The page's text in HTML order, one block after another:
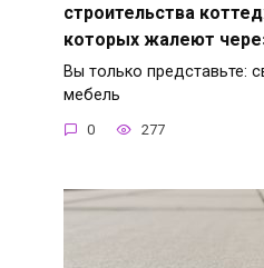
строительства
которых жалеют
Вы только представьте:
мебель
0 277